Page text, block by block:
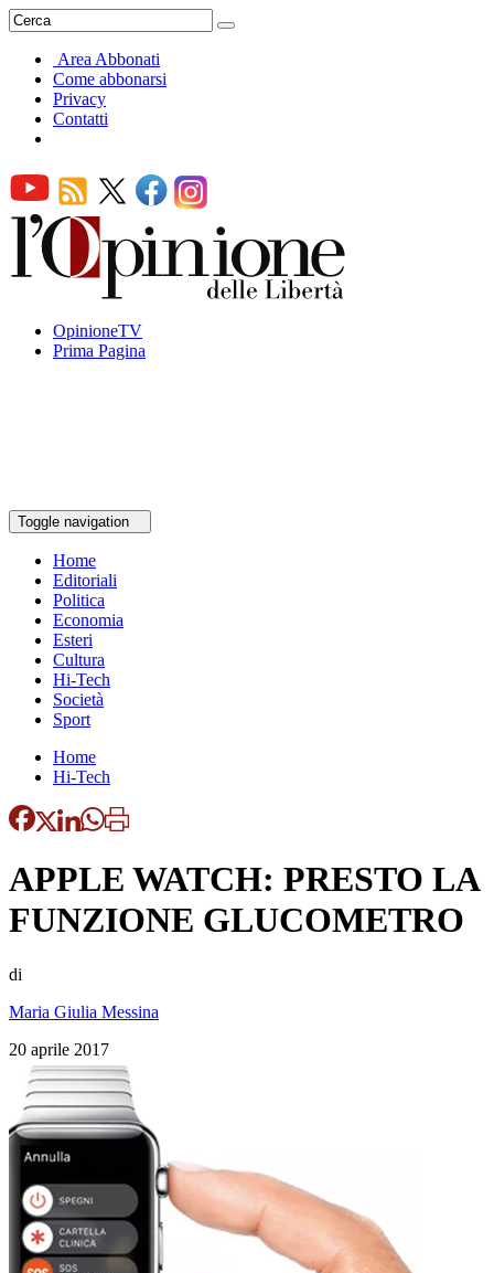
Area Abbonati
Come abbonarsi
Privacy
Contatti
OpinioneTV
Prima Pagina
Toggle navigation
Home
Editoriali
Politica
Economia
Esteri
Cultura
Hi-Tech
Società
Sport
Home
Hi-Tech
APPLE WATCH: PRESTO LA
FUNZIONE GLUCOMETRO
di
Maria Giulia Messina
20 aprile 2017